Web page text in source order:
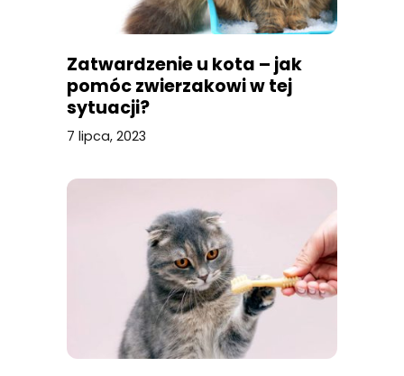
Zatwardzenie u kota – jak
pomóc zwierzakowi w tej
sytuacji?
7 lipca, 2023